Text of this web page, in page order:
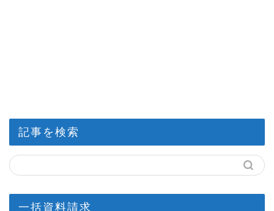
記事を検索
一括資料請求